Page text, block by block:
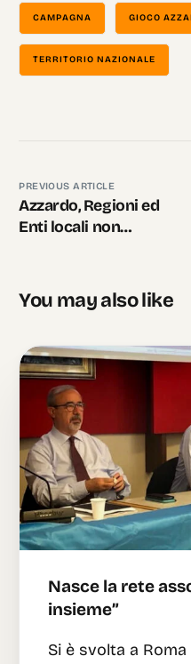
CAMPAGNA GIOCO
TERRITORIO NAZIONALE
PREVIOUS ARTICLE
Azzardo, Regioni ed
Enti locali non
You may also like
Nasce la rete
insieme”
Si è svolta a